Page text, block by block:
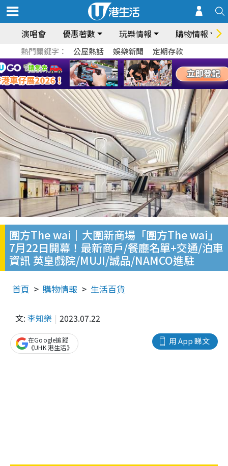
演唱會 優惠著數 玩樂情報 購物情報
熱門關鍵字： 公屋熱話 娛樂新聞 定期存款
圍方The wai｜大圍新商場「圍方The wai」
7月22日開幕！最新商戶/餐廳名單+交通/泊車
資訊 英皇戲院/MUJI/誠品/NAMCO進駐
首頁 購物情報 生活百貨
文: 李知樂 2023.07.22
用 App 睇文
在Google追蹤
《UHK 港生活》